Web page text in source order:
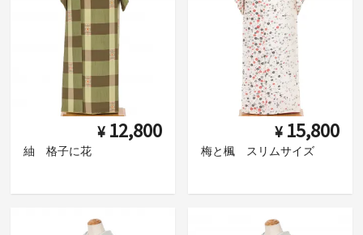
¥ 12,800
紬 格子に花
¥ 15,800
梅と楓 スリムサイズ